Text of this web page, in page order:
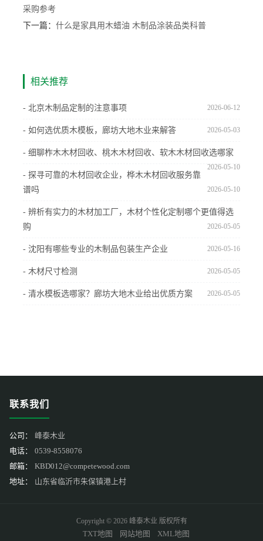
采购参考
下一篇： 什么是家具用木蜡油 木制品涂装品类科普
相关推荐
- 北京木制品定制的注意事项 2026-06-12
- 如何选优质木模板，廊坊大地木业来解答 2026-05-03
- 细聊柞木木材回收、桃木木材回收、软木木材回收选哪家
2026-05-10
- 探寻可靠的木材回收企业，桦木木材回收服务靠
谱吗
2026-05-10
- 辨析有实力的木材加工厂，木材个性化定制哪个更值得选
购
2026-05-05
- 沈阳有哪些专业的木制品包装生产企业 2026-05-16
- 木材尺寸检测 2026-05-05
- 清水模板选哪家？廊坊大地木业给出优质方案 2026-05-05
联系我们
公司：
峰泰木业
电话：
0539-8558076
邮箱：
KBD012@competewood.com
地址：
山东省临沂市朱保镇港上村
Copyright © 2026 峰泰木业 版权所有
TXT地图 网站地图 XML地图